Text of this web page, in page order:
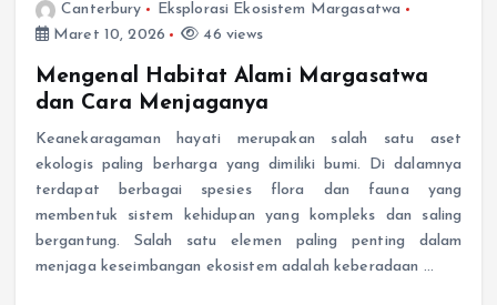
Canterbury
Eksplorasi Ekosistem Margasatwa
Maret 10, 2026
46 views
Mengenal Habitat Alami Margasatwa
dan Cara Menjaganya
Keanekaragaman hayati merupakan salah satu aset
ekologis paling berharga yang dimiliki bumi. Di dalamnya
terdapat berbagai spesies flora dan fauna yang
membentuk sistem kehidupan yang kompleks dan saling
bergantung. Salah satu elemen paling penting dalam
menjaga keseimbangan ekosistem adalah keberadaan …